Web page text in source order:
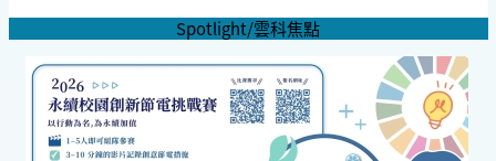
Spotlight/雲科焦點